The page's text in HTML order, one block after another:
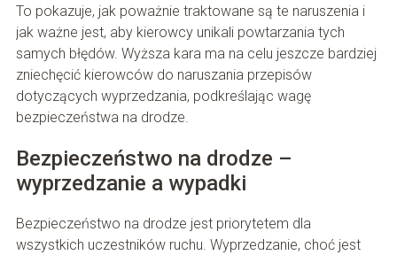
To pokazuje, jak poważnie traktowane są te naruszenia i
jak ważne jest, aby kierowcy unikali powtarzania tych
samych błędów. Wyższa kara ma na celu jeszcze bardziej
zniechęcić kierowców do naruszania przepisów
dotyczących wyprzedzania, podkreślając wagę
bezpieczeństwa na drodze.
Bezpieczeństwo na drodze –
wyprzedzanie a wypadki
Bezpieczeństwo na drodze jest priorytetem dla
wszystkich uczestników ruchu. Wyprzedzanie, choć jest